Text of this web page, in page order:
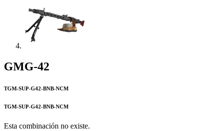
GMG-42
TGM-SUP-G42-BNB-NCM
TGM-SUP-G42-BNB-NCM
Esta combinación no existe.